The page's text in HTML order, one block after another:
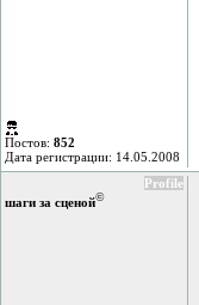
Постов: 852
Дата регистрации: 14.05.2008
Profile
шаги за сценой©